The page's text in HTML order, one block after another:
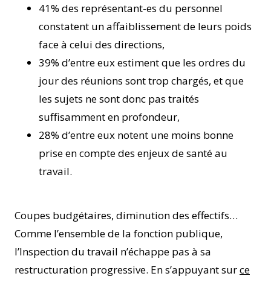
41% des représentant-es du personnel
constatent un affaiblissement de leurs poids
face à celui des directions,
39% d’entre eux estiment que les ordres du
jour des réunions sont trop chargés, et que
les sujets ne sont donc pas traités
suffisamment en profondeur,
28% d’entre eux notent une moins bonne
prise en compte des enjeux de santé au
travail.
Coupes budgétaires, diminution des effectifs…
Comme l’ensemble de la fonction publique,
l’Inspection du travail n’échappe pas à sa
restructuration progressive. En s’appuyant surce